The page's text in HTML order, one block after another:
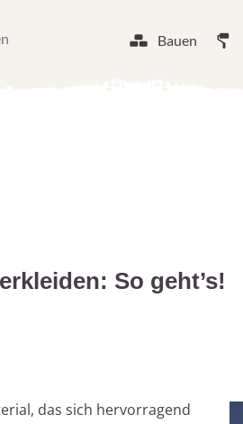
Bauen
So geht’s!
das sich hervorragend